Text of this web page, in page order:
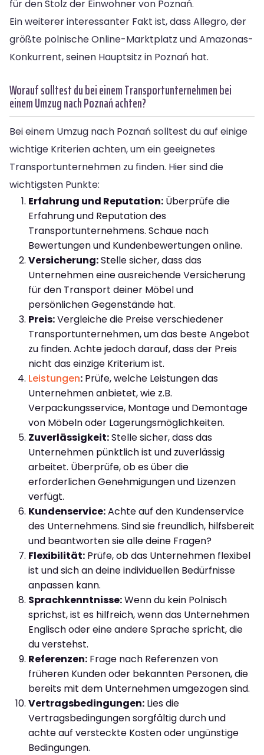
für den Stolz der Einwohner von Poznań.
Ein weiterer interessanter Fakt ist, dass Allegro, der
größte polnische Online-Marktplatz und Amazonas-
Konkurrent, seinen Hauptsitz in Poznań hat.
Worauf solltest du bei einem Transportunternehmen bei
einem Umzug nach Poznań achten?
Bei einem Umzug nach Poznań solltest du auf einige
wichtige Kriterien achten, um ein geeignetes
Transportunternehmen zu finden. Hier sind die
wichtigsten Punkte:
Erfahrung und Reputation: Überprüfe die
Erfahrung und Reputation des
Transportunternehmens. Schaue nach
Bewertungen und Kundenbewertungen online.
Versicherung:Stelle sicher, dass das
Unternehmen eine ausreichende Versicherung
für den Transport deiner Möbel und
persönlichen Gegenstände hat.
Preis:Vergleiche die Preise verschiedener
Transportunternehmen, um das beste Angebot
zu finden. Achte jedoch darauf, dass der Preis
nicht das einzige Kriterium ist.
Leistungen: Prüfe, welche Leistungen das
Unternehmen anbietet, wie z.B.
Verpackungsservice, Montage und Demontage
von Möbeln oder Lagerungsmöglichkeiten.
Zuverlässigkeit:Stelle sicher, dass das
Unternehmen pünktlich ist und zuverlässig
arbeitet. Überprüfe, ob es über die
erforderlichen Genehmigungen und Lizenzen
verfügt.
Kundenservice:Achte auf den Kundenservice
des Unternehmens. Sind sie freundlich, hilfsbereit
und beantworten sie alle deine Fragen?
Flexibilität: Prüfe, ob das Unternehmen flexibel
ist und sich an deine individuellen Bedürfnisse
anpassen kann.
Sprachkenntnisse:Wenn du kein Polnisch
sprichst, ist es hilfreich, wenn das Unternehmen
Englisch oder eine andere Sprache spricht, die
du verstehst.
Referenzen: Frage nach Referenzen von
früheren Kunden oder bekannten Personen, die
bereits mit dem Unternehmen umgezogen sind.
Vertragsbedingungen: Lies die
Vertragsbedingungen sorgfältig durch und
achte auf versteckte Kosten oder ungünstige
Bedingungen.